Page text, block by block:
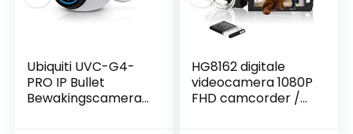
Ubiquiti UVC-G4-
PRO IP Bullet
Bewakingscamera
HG8162 digitale
videocamera 1080P
FHD camcorder /